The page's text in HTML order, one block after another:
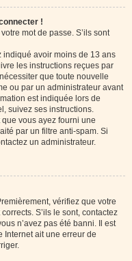
!
mot de passe. S’ils sont
indiqué avoir moins de 13 ans
les instructions reçues par
que toute nouvelle
ou par un administrateur avant
est indiquée lors de
suivez ses instructions.
vous ayez fourni une
par un filtre anti-spam. Si
un administrateur.
vérifiez que votre
S’ils le sont, contactez
n’avez pas été banni. Il est
Internet ait une erreur de